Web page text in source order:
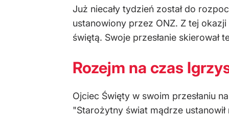
Już niecały tydzień został do
ustanowiony przez ONZ. Z tej
świętą. Swoje przesłanie skierował
Rozejm na czas
Ojciec Święty w swoim przesłaniu
"Starożytny świat mądrze